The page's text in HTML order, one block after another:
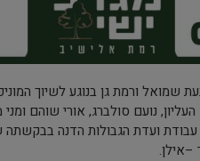
שמואל ורמת גן בנוגע לשיוך
נועם סולברג, אורי שוהם
ועדת הגבולות הדנה
–אילן.